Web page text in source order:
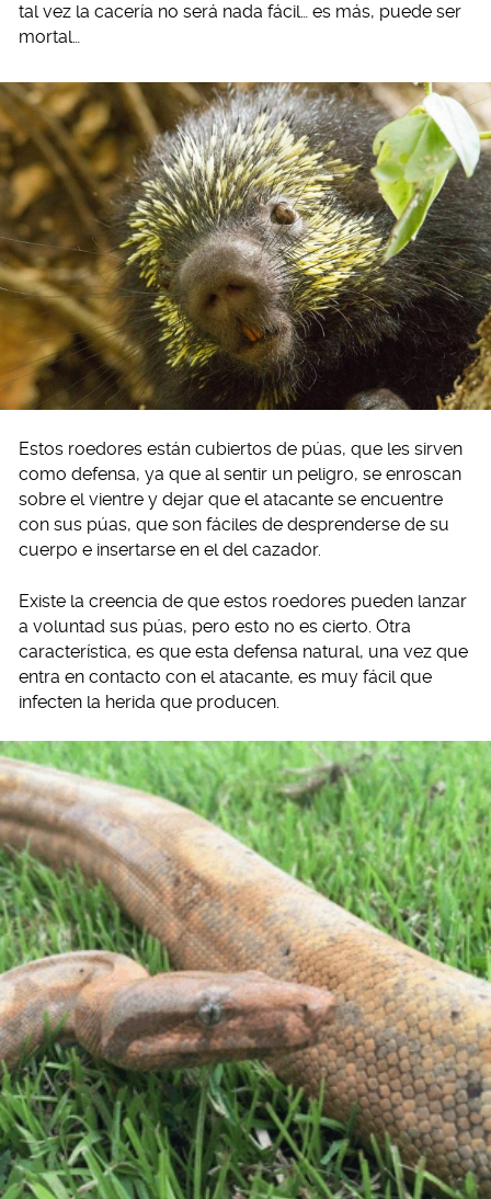
tal vez la cacería no será nada fácil… es más, puede ser
mortal…
Estos roedores están cubiertos de púas, que les sirven
como defensa, ya que al sentir un peligro, se enroscan
sobre el vientre y dejar que el atacante se encuentre
con sus púas, que son fáciles de desprenderse de su
cuerpo e insertarse en el del cazador.
Existe la creencia de que estos roedores pueden lanzar
a voluntad sus púas, pero esto no es cierto. Otra
característica, es que esta defensa natural, una vez que
entra en contacto con el atacante, es muy fácil que
infecten la herida que producen.